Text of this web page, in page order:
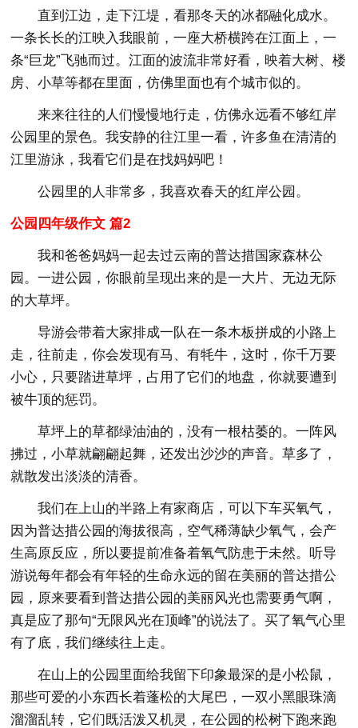
直到江边，走下江堤，看那冬天的冰都融化成水。
一条长长的江映入我眼前，一座大桥横跨在江面上，一
条“巨龙”飞驰而过。江面的波流非常好看，映着大树、楼
房、小草等都在里面，仿佛里面也有个城市似的。
来来往往的人们慢慢地行走，仿佛永远看不够红岸
公园里的景色。我安静的往江里一看，许多鱼在清清的
江里游泳，我看它们是在找妈妈吧！
公园里的人非常多，我喜欢春天的红岸公园。
公园四年级作文 篇2
我和爸爸妈妈一起去过云南的普达措国家森林公
园。一进公园，你眼前呈现出来的是一大片、无边无际
的大草坪。
导游会带着大家排成一队在一条木板拼成的小路上
走，往前走，你会发现有马、有牦牛，这时，你千万要
小心，只要踏进草坪，占用了它们的地盘，你就要遭到
被牛顶的惩罚。
草坪上的草都绿油油的，没有一根枯萎的。一阵风
拂过，小草就翩翩起舞，还发出沙沙的声音。草多了，
就散发出淡淡的清香。
我们在上山的半路上有家商店，可以下车买氧气，
因为普达措公园的海拔很高，空气稀薄缺少氧气，会产
生高原反应，所以要提前准备着氧气防患于未然。听导
游说每年都会有年轻的生命永远的留在美丽的普达措公
园，原来要看到普达措公园的美丽风光也需要勇气啊，
真是应了那句“无限风光在顶峰”的说法了。买了氧气心里
有了底，我们继续往上走。
在山上的公园里面给我留下印象最深的是小松鼠，
那些可爱的小东西长着蓬松的大尾巴，一双小黑眼珠滴
溜溜乱转，它们既活泼又机灵，在公园的松树下跑来跑